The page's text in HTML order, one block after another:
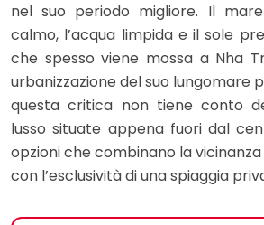
nel suo periodo migliore. Il
calmo, l’acqua limpida e il sole
che spesso viene mossa a Nha
urbanizzazione del suo lungomare
questa critica non tiene conto
lusso situate appena fuori dal
opzioni che combinano la
con l’esclusività di una spiaggia